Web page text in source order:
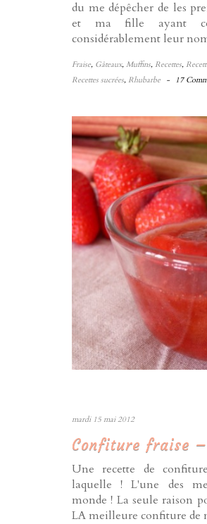
du me dépêcher de les
et ma fille ayant
considérablement leur
Fraise, Gâteaux, Muffins, Recettes,
Recettes sucrées, Rhubarbe - 17
mardi 15 mai 2012
Confiture fraise
Une recette de
laquelle ! L'une des
monde ! La seule raison
LA meilleure confiture de